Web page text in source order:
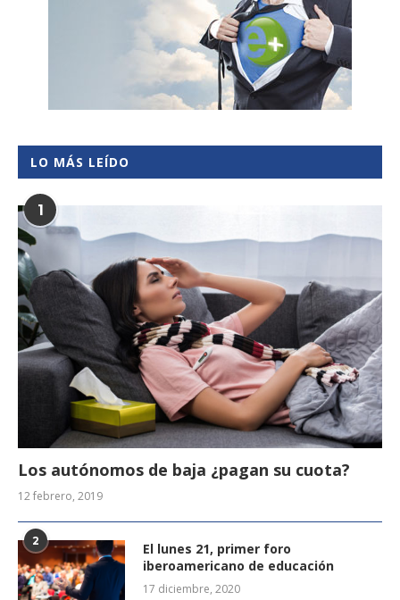
LO MÁS LEÍDO
1
Los autónomos de baja ¿pagan su cuota?
12 febrero, 2019
2
El lunes 21, primer foro
iberoamericano de educación
17 diciembre, 2020